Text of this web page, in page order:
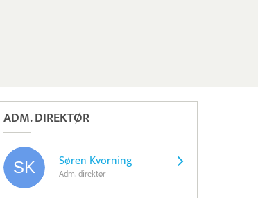
ADM. DIREKTØR
Søren Kvorning
Adm. direktør